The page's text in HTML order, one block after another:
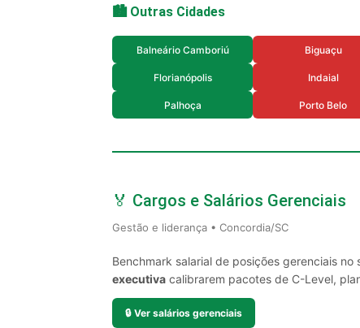
🏙️ Outras Cidades
Balneário Camboriú Biguaçu
Florianópolis Indaial
Palhoça Porto Belo
🏅 Cargos e Salários Gerenciais
Gestão e liderança • Concordia/SC
Benchmark salarial de posições gerenciais
executiva calibrarem pacotes de C-Level,
🔒 Ver salários gerenciais